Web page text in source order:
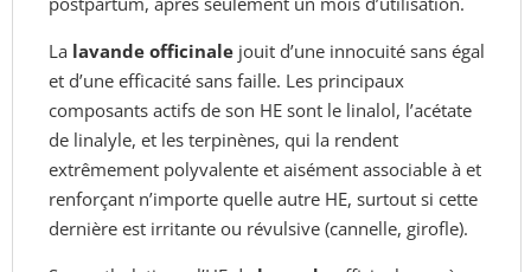
La lavande officinale jouit d’une innocuité sans égal
et d’une efficacité sans faille. Les principaux
composants actifs de son HE sont le linalol, l’acétate
de linalyle, et les terpinènes, qui la rendent
extrêmement polyvalente et aisément associable à et
renforçant n’importe quelle autre HE, surtout si cette
dernière est irritante ou révulsive (cannelle, girofle).